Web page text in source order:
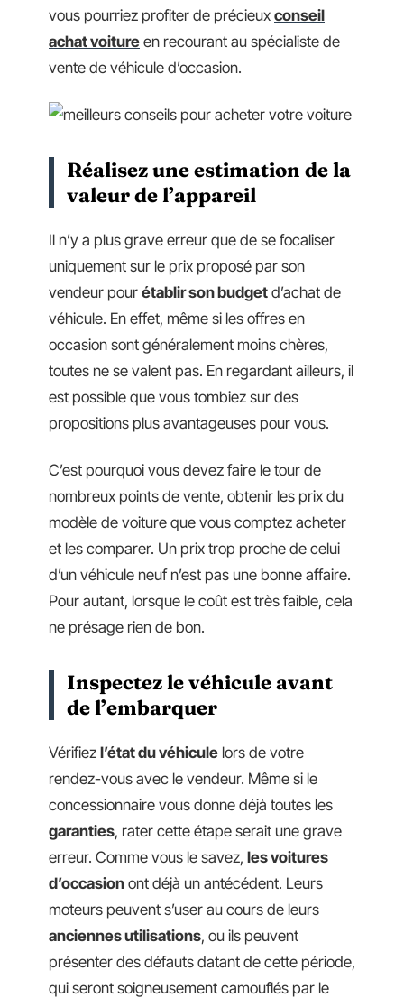
vous pourriez profiter de précieux conseil
achat voiture en recourant au spécialiste de
vente de véhicule d’occasion.
Réalisez une estimation de la
valeur de l’appareil
Il n’y a plus grave erreur que de se focaliser
uniquement sur le prix proposé par son
vendeur pour établir son budget d’achat de
véhicule. En effet, même si les offres en
occasion sont généralement moins chères,
toutes ne se valent pas. En regardant ailleurs, il
est possible que vous tombiez sur des
propositions plus avantageuses pour vous.
C’est pourquoi vous devez faire le tour de
nombreux points de vente, obtenir les prix du
modèle de voiture que vous comptez acheter
et les comparer. Un prix trop proche de celui
d’un véhicule neuf n’est pas une bonne affaire.
Pour autant, lorsque le coût est très faible, cela
ne présage rien de bon.
Inspectez le véhicule avant
de l’embarquer
Vérifiez l’état du véhicule lors de votre
rendez-vous avec le vendeur. Même si le
concessionnaire vous donne déjà toutes les
garanties, rater cette étape serait une grave
erreur. Comme vous le savez, les voitures
d’occasion ont déjà un antécédent. Leurs
moteurs peuvent s’user au cours de leurs
anciennes utilisations, ou ils peuvent
présenter des défauts datant de cette période,
qui seront soigneusement camouflés par le